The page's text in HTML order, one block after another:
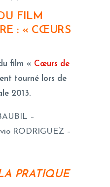
FILM
: « CŒURS
film « Cœurs de
tourné lors de
2013.
–
RODRIGUEZ –
PRATIQUE